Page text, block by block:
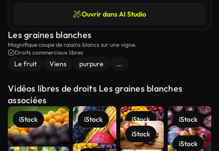
Ouvrir dans AI Studio
Les graines blanches
Magnifique coupe de raisins blancs sur une vigne.
Droits commerciaux libres
Le fruit Viens purpure ...
Vidéos libres de droits Les graines blanches
associées
iStock iStock
iStock
iStock
iStock
iStock